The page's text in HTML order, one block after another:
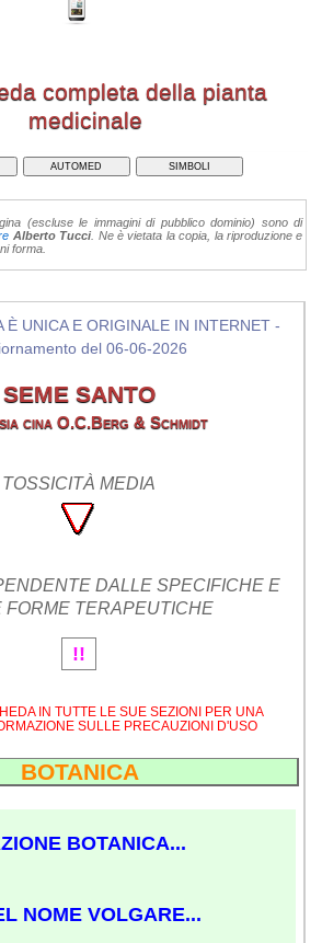
completa della pianta
medicinale
AUTOMED SIMBOLI
(escluse le immagini di pubblico dominio) sono di
Alberto Tucci . Ne è vietata la copia, la riproduzione e
forma.
È UNICA E ORIGINALE IN INTERNET -
del 06-06-2026
SEME SANTO
cina O.C.Berg & Schmidt
TOSSICITÀ MEDIA
DALLE SPECIFICHE E
FORME TERAPEUTICHE
!!
IN TUTTE LE SUE SEZIONI PER UNA
SULLE PRECAUZIONI D'USO
BOTANICA
BOTANICA...
NOME VOLGARE...